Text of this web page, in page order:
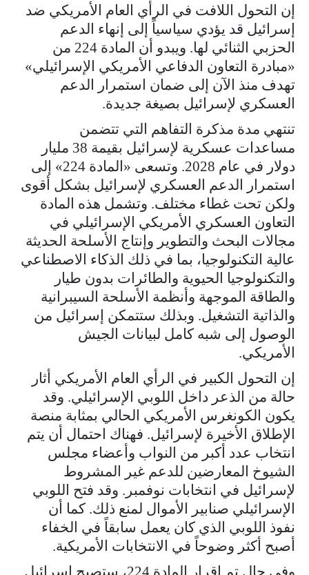
إن التحول اللافت في الرأي العام الأمريكي ضد
إسرائيل قد يؤدي سياسياً إلى إنهاء الدعم
الحزبي الثنائي لها. ويبدو أن المادة 224 من
«مبادرة التعاون الدفاعي الأمريكي الإسرائيلي»
تهدف منذ الآن إلى ضمان استمرار الدعم
العسكري لإسرائيل بصيغة جديدة.
تنتهي مدة مذكرة التفاهم التي تتضمن
مساعدات عسكرية لإسرائيل بقيمة 38 مليار
دولار في عام 2028. وتسعى «المادة 224» إلى
استمرار الدعم العسكري لإسرائيل بشكل أقوى
ولكن تحت غطاء مختلف. وتشمل هذه المادة
التعاون العسكري الأمريكي الإسرائيلي في
مجالات البحث والتطوير وإنتاج الأسلحة الحديثة
عالية التكنولوجيا، بما في ذلك الذكاء الاصطناعي
والتكنولوجيا الحيوية والطائرات بدون طيار
والطاقة الموجهة وأنظمة الأسلحة السيبرانية
والذاتية التشغيل. وبذلك ستتمكن إسرائيل من
الوصول إلى شبه كامل لبيانات الجيش
الأمريكي.
إن التحول الكبير في الرأي العام الأمريكي أثار
حالة من الذعر داخل اللوبي الإسرائيلي. وقد
يكون الكونغرس الأمريكي الحالي بمثابة منصة
الإطلاق الأخيرة لإسرائيل. فهناك احتمال أن يتم
انتخاب عدد أكبر من النواب وأعضاء مجلس
الشيوخ المعارضين للدعم غير المشروط
لإسرائيل في انتخابات نوفمبر. وقد فتح اللوبي
الإسرائيلي صنابير الأموال لمنع ذلك. كما أن
نفوذ اللوبي الذي كان يعمل سابقاً في الخفاء
أصبح أكثر وضوحاً في الانتخابات الأمريكية.
وفي حال تم إقرار المادة 224، ستصبح إسرائيل